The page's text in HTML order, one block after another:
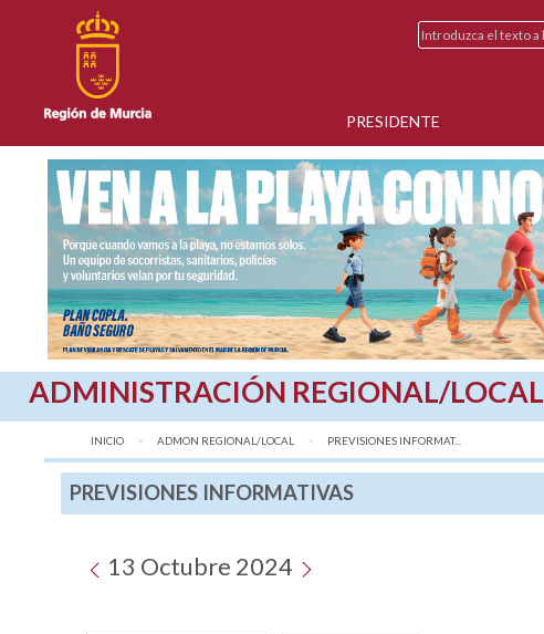
PRESIDENTE
ADMINISTRACIÓN REGIONAL/LOCAL
INICIO ADMON REGIONAL/LOCAL AQUÍ:
PREVISIONES INFORMAT...
PREVISIONES INFORMATIVAS
13 Octubre 2024